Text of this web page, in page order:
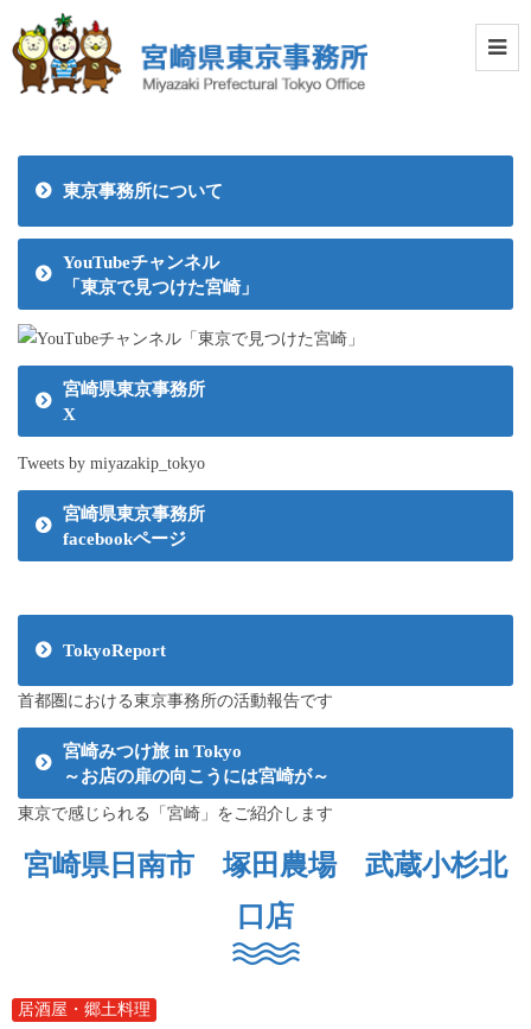
東京事務所について
YouTubeチャンネル
「東京で見つけた宮崎」
宮崎県東京事務所
X
Tweets by miyazakip_tokyo
宮崎県東京事務所
facebookページ
TokyoReport
首都圏における東京事務所の活動報告です
宮崎みつけ旅 in Tokyo
～お店の扉の向こうには宮崎が～
東京で感じられる「宮崎」をご紹介します
宮崎県日南市 塚田農場 武蔵小杉北
口店
居酒屋・郷土料理